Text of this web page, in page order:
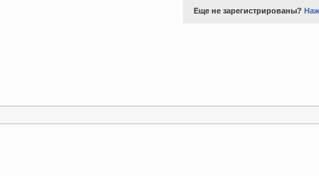
Еще не зарегистрированы?